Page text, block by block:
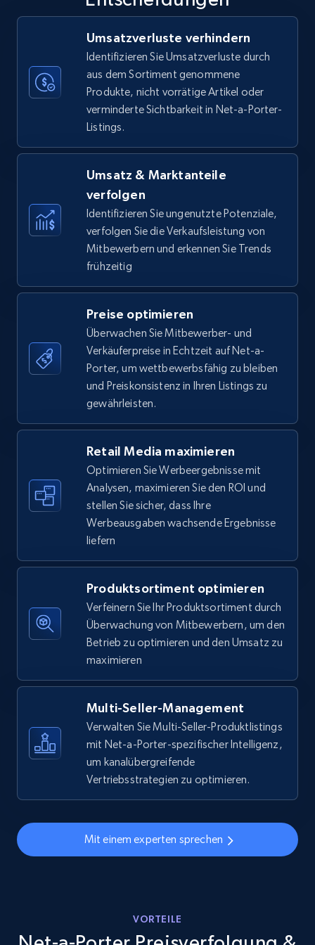
35.3K+ Jetzt anfangen
Amazon Reviews
URL, Product name, Product rating, Product
rating object, Product rating max, Rating,
Author name, Asin, and more.
870+
Walmart - products
Specifications, Image urls, Top reviews, and
875+ Jetzt anfangen
URL, Final price, Sku, Currency, Gtin,
Specifications, Image urls, Top reviews, and
more.
875+ Jetzt anfangen
Walmart - products - Collects products by
specific keywords
URL, Final price, Sku, Currency, Gtin,
Specifications, Image urls, Top reviews, and
875+ Jetzt anfangen
Walmart - products - Discover products by
Umsatzverluste verhindern
Identifizieren Sie Umsatzverluste durch
aus dem Sortiment genommene
Produkte, nicht vorrätige Artikel oder
verminderte Sichtbarkeit in Net-a-Porter-
Listings.
Umsatz & Marktanteile
verfolgen
Identifizieren Sie ungenutzte Potenziale,
verfolgen Sie die Verkaufsleistung von
Mitbewerbern und erkennen Sie Trends
frühzeitig
Preise optimieren
Überwachen Sie Mitbewerber- und
Verkäuferpreise in Echtzeit auf Net-a-
Porter, um wettbewerbsfähig zu bleiben
und Preiskonsistenz in Ihren Listings zu
gewährleisten.
Retail Media maximieren
Optimieren Sie Werbeergebnisse mit
Analysen, maximieren Sie den ROI und
stellen Sie sicher, dass Ihre
Werbeausgaben wachsende Ergebnisse
liefern
Produktsortiment optimieren
Verfeinern Sie Ihr Produktsortiment durch
Überwachung von Mitbewerbern, um den
Betrieb zu optimieren und den Umsatz zu
maximieren
Multi-Seller-Management
Verwalten Sie Multi-Seller-Produktlistings
mit Net-a-Porter-spezifischer Intelligenz,
um kanalübergreifende
Vertriebsstrategien zu optimieren.
Mit einem experten sprechen
VORTEILE